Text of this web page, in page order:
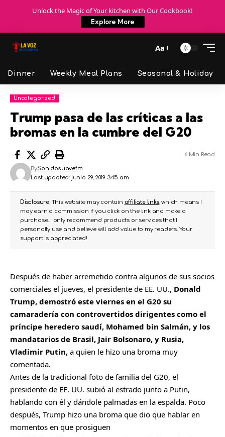
Unlock the Magic of Your kitchen with Our Cookbook!
Explore More
Aa
Dinner Weekly Meal Plans Seasonal & Holiday
Uncategorized
Trump pasa de las críticas a las
bromas en la cumbre del G20
Last updated: junio 29, 2019 3:45 am
BySonidosuavefm
6 Min Read
Disclosure:This website may contain affiliate links, which means I
may earn a commission if you click on the link and make a
purchase. I only recommend products or services that I
personally use and believe will add value to my readers. Your
support is appreciated!
Después de haber arremetido contra algunos de sus socios
comerciales el jueves, el presidente de EE. UU., Donald
Trump, demostró este viernes en el G20 su
camaradería con controvertidos dirigentes como el
príncipe heredero saudí, Mohamed bin Salmán, y los
mandatarios de Brasil, Jair Bolsonaro, y Rusia,
Vladimir Putin, a quien le hizo una broma muy
comentada.
Antes de la tradicional foto de familia del G20, el
presidente de EE. UU. subió al estrado junto a Putin,
hablando con él y dándole palmadas en la espalda. Poco
después, Trump hizo una broma que dio que hablar en
momentos en que prosiguen